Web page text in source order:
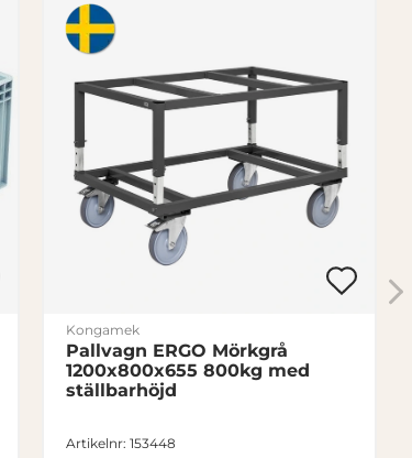
Kongamek
Pallvagn ERGO Mörkgrå
1200x800x655 800kg med
ställbarhöjd
Artikelnr: 153448